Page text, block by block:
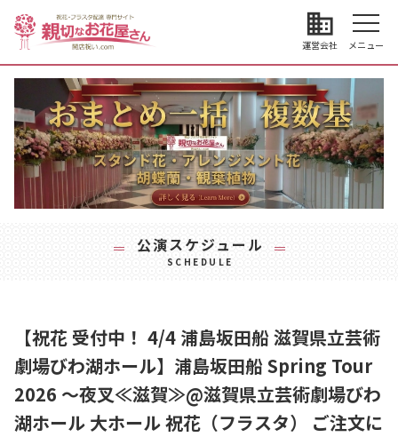
business
運営会社 メニュー
公演スケジュール
SCHEDULE
【祝花 受付中！ 4/4 浦島坂田船 滋賀県立芸術
劇場びわ湖ホール】浦島坂田船 Spring Tour
2026 ～夜叉≪滋賀≫@滋賀県立芸術劇場びわ
湖ホール 大ホール 祝花（フラスタ） ご注文に